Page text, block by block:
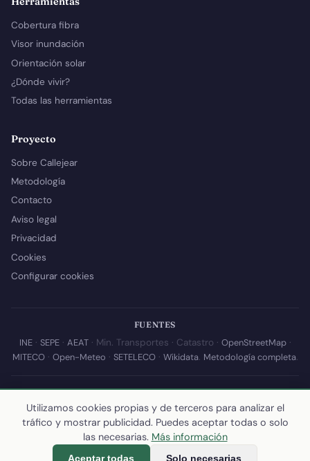
Cobertura fibra
Visor inundación
Orientación solar
¿Dónde vivir?
Todas las herramientas
Proyecto
Sobre Callejear
Metodología
Contacto
Aviso legal
Privacidad
Cookies
Configurar cookies
FUENTES
INE· SEPE· AEAT· Min. Transportes · Catastro · OpenStreetMap·
MITECO· Open-Meteo · SETELECO· Wikidata. Metodología completa.
© 2026 Callejear.com — Directorio municipal de España con datos
abiertos. Desarrollado y mantenido porYoel Castaño.
Última actualización de esta página:10 de julio de 2026
calculamos los datos
Utilizamos cookies propias y de terceros para analizar el
tráfico y mostrar publicidad. Puedes aceptar todas o solo
las necesarias. Más información
Aceptar todas Solo necesarias